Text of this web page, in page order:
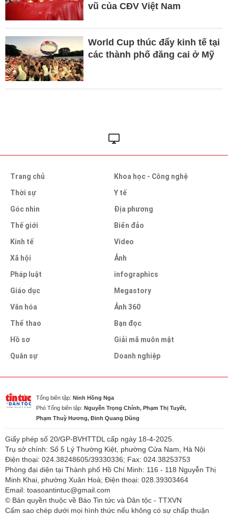
vũ của CĐV Việt Nam
World Cup thúc đẩy kinh tế tại
các thành phố đăng cai ở Mỹ
Trang chủ
Thời sự
Góc nhìn
Thế giới
Kinh tế
Xã hội
Pháp luật
Giáo dục
Văn hóa
Thể thao
Hồ sơ
Quân sự
Khoa học - Công nghệ
Y tế
Địa phương
Biển đảo
Video
Ảnh
infographics
Megastory
Ảnh 360
Bạn đọc
Giải mã muôn mặt
Doanh nghiệp
Tổng biên tập: Ninh Hồng Nga
Phó Tổng biên tập: Nguyễn Trọng Chính, Phạm Thị Tuyết,
Phạm Thuỳ Hương, Đinh Quang Dũng
Giấy phép số 20/GP-BVHTTDL cấp ngày 18-4-2025.
Trụ sở chính: Số 5 Lý Thường Kiệt, phường Cửa Nam, Hà Nội
Điện thoại: 024.38248605/39330336; Fax: 024.38253753
Phòng đại diện tại Thành phố Hồ Chí Minh: 116 - 118 Nguyễn Thị
Minh Khai, phường Xuân Hoà; Điện thoại: 028.39303464
Email: toasoantintuc@gmail.com
© Bản quyền thuộc về Báo Tin tức và Dân tộc - TTXVN
Cấm sao chép dưới mọi hình thức nếu không có sự chấp thuận